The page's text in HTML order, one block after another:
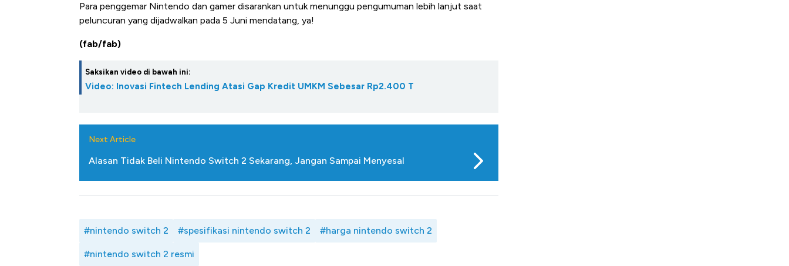
Para penggemar Nintendo dan gamer disarankan untuk menunggu pengumuman lebih lanjut saat
peluncuran yang dijadwalkan pada 5 Juni mendatang, ya!
(fab/fab)
Saksikan video di bawah ini:
Video: Inovasi Fintech Lending Atasi Gap Kredit UMKM Sebesar Rp2.400 T
Next Article
Alasan Tidak Beli Nintendo Switch 2 Sekarang, Jangan Sampai Menyesal
#nintendo switch 2 #spesifikasi nintendo switch 2 #harga nintendo switch 2
#nintendo switch 2 resmi